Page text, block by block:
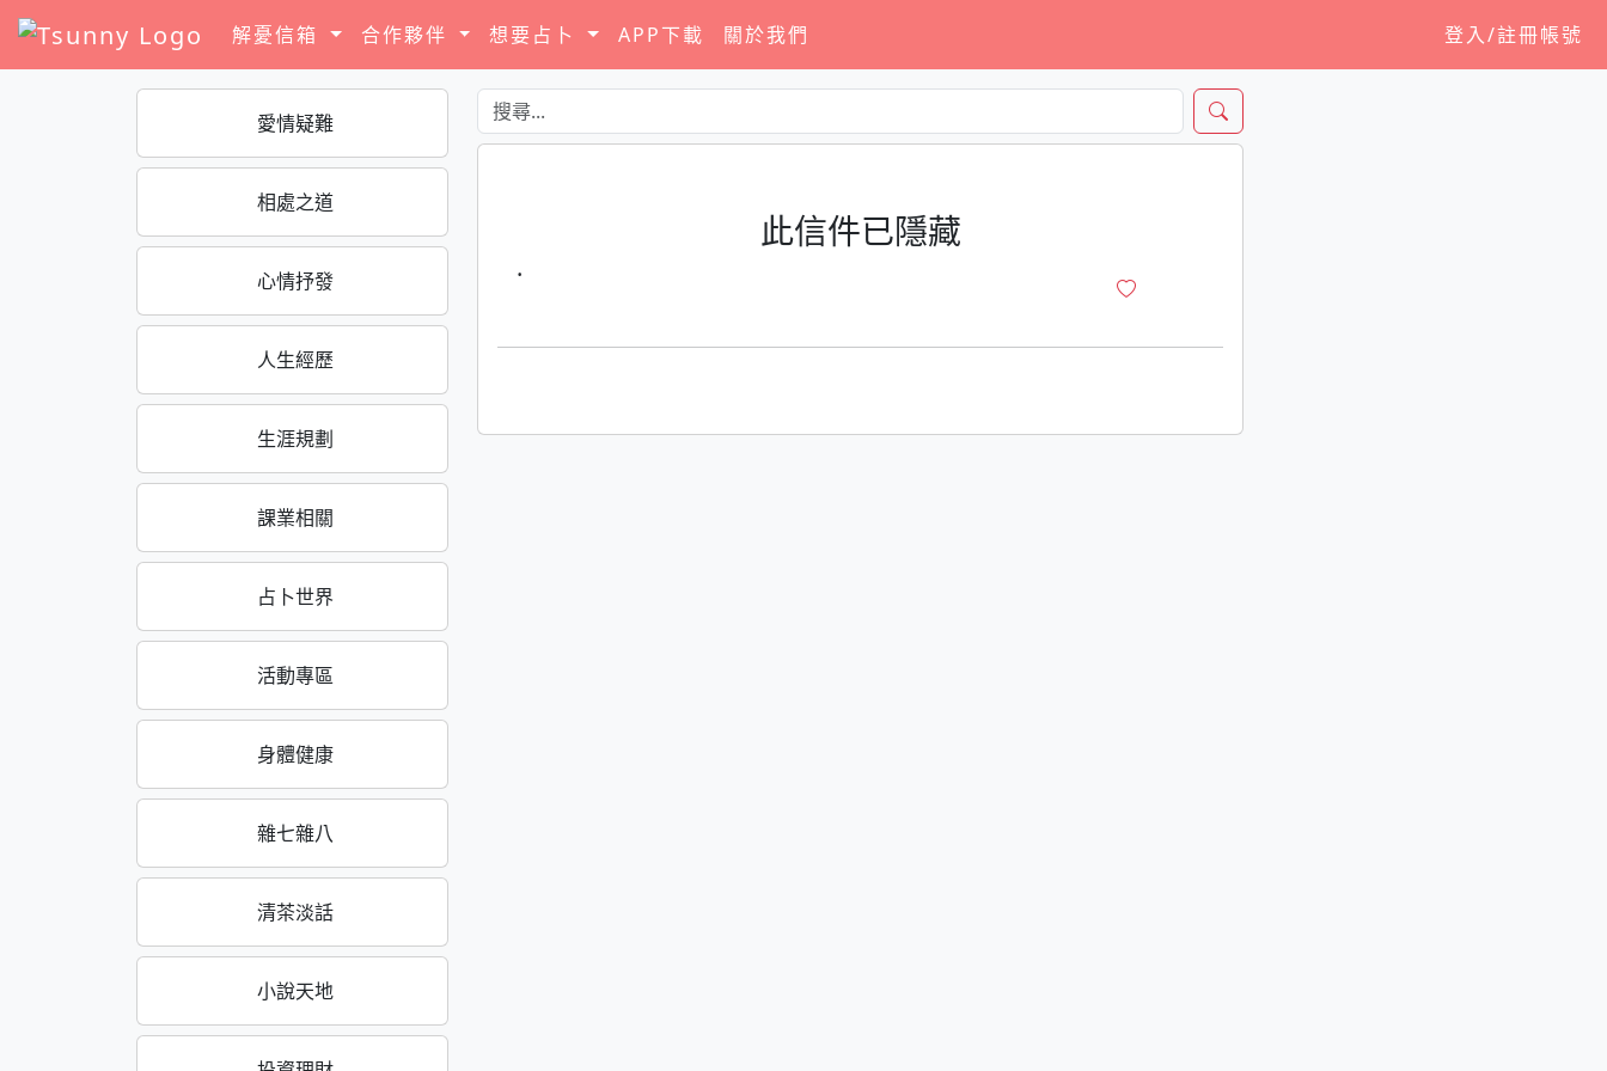
解憂信箱 合作夥伴 想要占卜 APP下載 關於我們 登入/註冊帳號
愛情疑難
相處之道
心情抒發
人生經歷
生涯規劃
課業相關
占卜世界
活動專區
身體健康
雜七雜八
清茶淡話
小說天地
此信件已隱藏
·